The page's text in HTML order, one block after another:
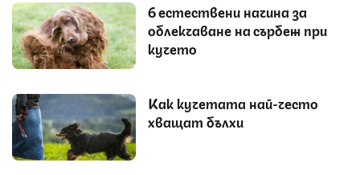
6 естествени начина за
облекчаване на сърбеж при
кучето
Как кучетата най-често
хващат бълхи